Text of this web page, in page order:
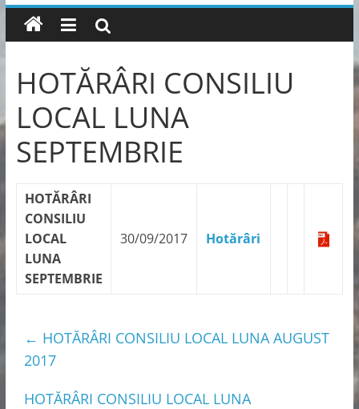
HOTĂRÂRI CONSILIU
LOCAL LUNA
SEPTEMBRIE
HOTĂRÂRI
CONSILIU
LOCAL
LUNA
SEPTEMBRIE
30/09/2017 Hotărâri
← HOTĂRÂRI CONSILIU LOCAL LUNA AUGUST
2017
HOTĂRÂRI CONSILIU LOCAL LUNA